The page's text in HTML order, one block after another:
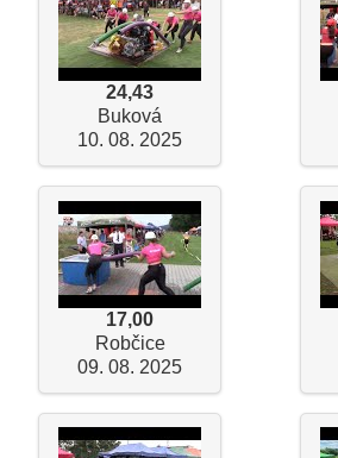
24,43
Buková
10. 08. 2025
17,00
Robčice
09. 08. 2025